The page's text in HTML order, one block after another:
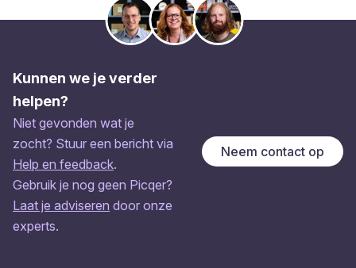
Kunnen we je verder
helpen?
Niet gevonden wat je
zocht? Stuur een bericht via
Help en feedback.
Gebruik je nog geen Picqer?
Laat je adviseren door onze
experts.
Neem contact op